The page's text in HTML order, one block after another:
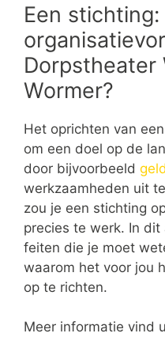
Een
Dorpstheater
Wormer?
Het oprichten van
om een doel op de
door bijvoorbeeld
werkzaamheden uit
zou je een stichting
precies te werk. In
feiten die je moet
waarom het voor jou
op te richten.
Meer informatie vind